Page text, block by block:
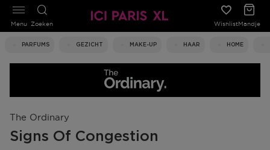
Zoeken WishlistMandje
PARFUMS GEZICHT MAKE-UP HAAR HOME
Menu
The Ordinary
Signs Of Congestion